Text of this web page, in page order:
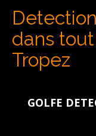
dans
Tropez
GOLFE